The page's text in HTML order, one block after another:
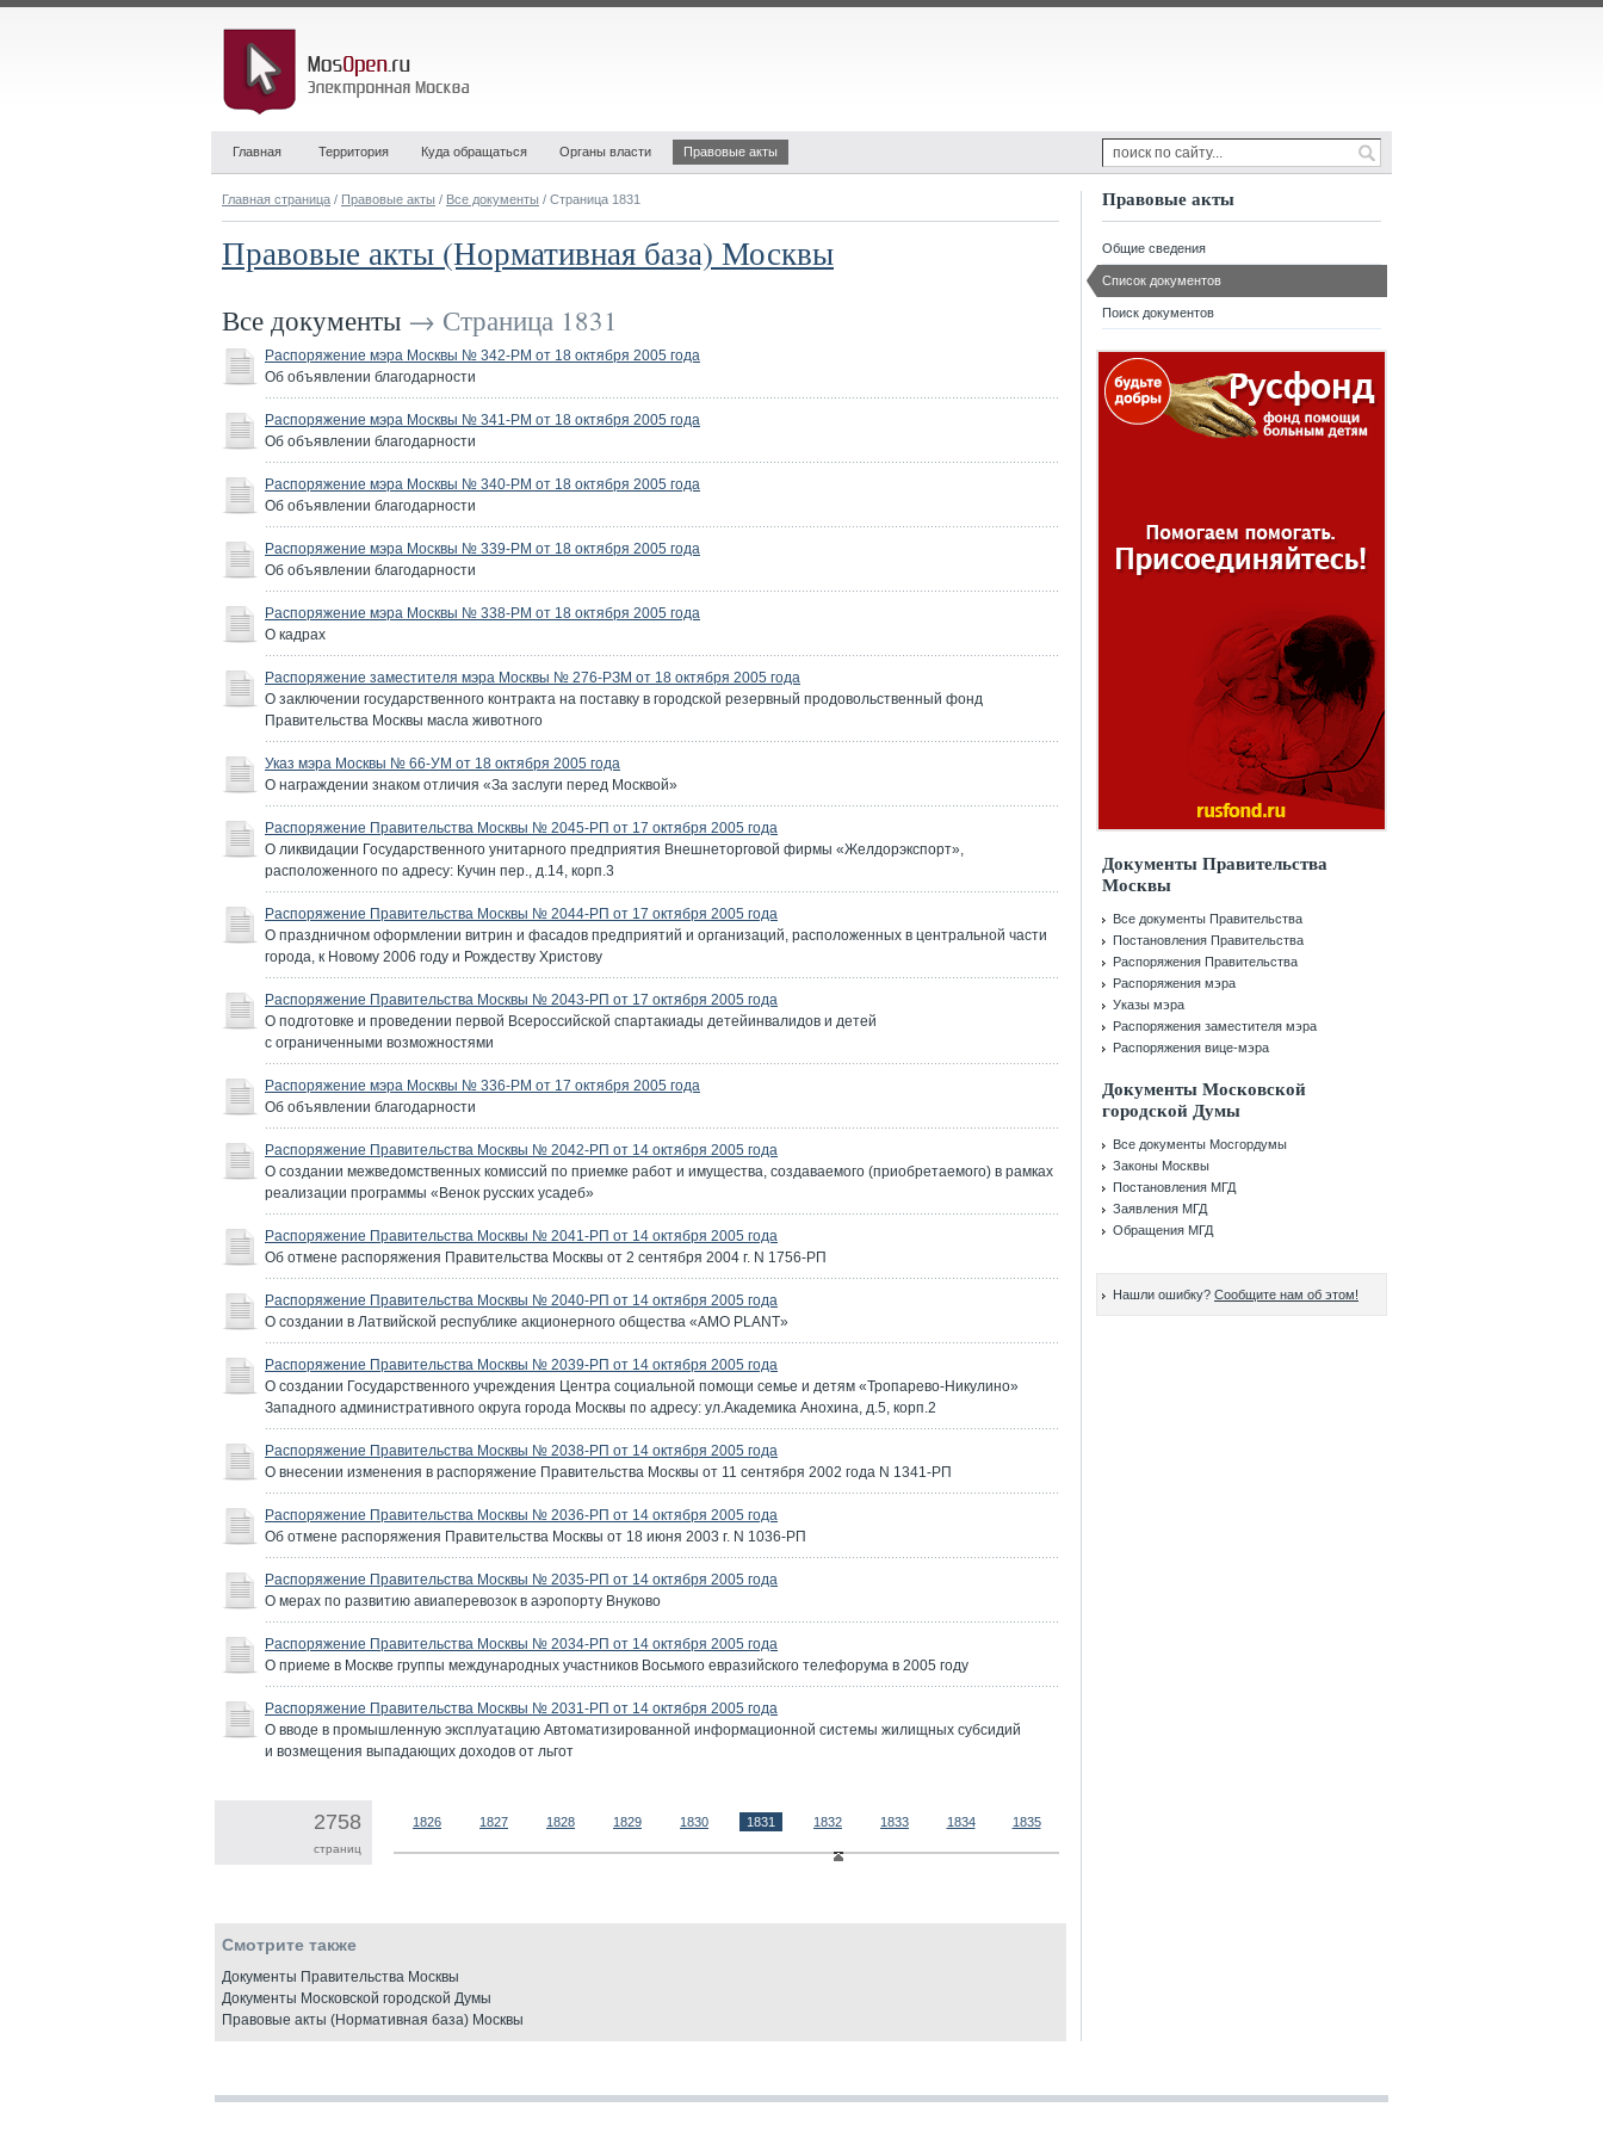
Главная Территория Куда обращаться Органы власти Правовые акты
Главная страница / Правовые акты / Все документы / Страница 1831
Правовые акты (Нормативная база) Москвы
Все документы → Страница 1831
Распоряжение мэра Москвы № 342-РМ от 18 октября 2005 года
Об объявлении благодарности
Распоряжение мэра Москвы № 341-РМ от 18 октября 2005 года
Об объявлении благодарности
Распоряжение мэра Москвы № 340-РМ от 18 октября 2005 года
Об объявлении благодарности
Распоряжение мэра Москвы № 339-РМ от 18 октября 2005 года
Об объявлении благодарности
Распоряжение мэра Москвы № 338-РМ от 18 октября 2005 года
О кадрах
Распоряжение заместителя мэра Москвы № 276-РЗМ от 18 октября 2005 года
О заключении государственного контракта на поставку в городской резервный продовольственный фонд
Правительства Москвы масла животного
Указ мэра Москвы № 66-УМ от 18 октября 2005 года
О награждении знаком отличия «За заслуги перед Москвой»
Распоряжение Правительства Москвы № 2045-РП от 17 октября 2005 года
О ликвидации Государственного унитарного предприятия Внешнеторговой фирмы «Желдорэкспорт»,
расположенного по адресу: Кучин пер., д.14, корп.3
Распоряжение Правительства Москвы № 2044-РП от 17 октября 2005 года
О праздничном оформлении витрин и фасадов предприятий и организаций, расположенных в центральной части
города, к Новому 2006 году и Рождеству Христову
Распоряжение Правительства Москвы № 2043-РП от 17 октября 2005 года
О подготовке и проведении первой Всероссийской спартакиады детейинвалидов и детей
с ограниченными возможностями
Распоряжение мэра Москвы № 336-РМ от 17 октября 2005 года
Об объявлении благодарности
Распоряжение Правительства Москвы № 2042-РП от 14 октября 2005 года
О создании межведомственных комиссий по приемке работ и имущества, создаваемого (приобретаемого) в рамках
реализации программы «Венок русских усадеб»
Распоряжение Правительства Москвы № 2041-РП от 14 октября 2005 года
Об отмене распоряжения Правительства Москвы от 2 сентября 2004 г. N 1756-РП
Распоряжение Правительства Москвы № 2040-РП от 14 октября 2005 года
О создании в Латвийской республике акционерного общества «АМО PLANT»
Распоряжение Правительства Москвы № 2039-РП от 14 октября 2005 года
О создании Государственного учреждения Центра социальной помощи семье и детям «Тропарево-Никулино»
Западного административного округа города Москвы по адресу: ул.Академика Анохина, д.5, корп.2
Распоряжение Правительства Москвы № 2038-РП от 14 октября 2005 года
О внесении изменения в распоряжение Правительства Москвы от 11 сентября 2002 года N 1341-РП
Распоряжение Правительства Москвы № 2036-РП от 14 октября 2005 года
Об отмене распоряжения Правительства Москвы от 18 июня 2003 г. N 1036-РП
Распоряжение Правительства Москвы № 2035-РП от 14 октября 2005 года
О мерах по развитию авиаперевозок в аэропорту Внуково
Распоряжение Правительства Москвы № 2034-РП от 14 октября 2005 года
О приеме в Москве группы международных участников Восьмого евразийского телефорума в 2005 году
Распоряжение Правительства Москвы № 2031-РП от 14 октября 2005 года
О вводе в промышленную эксплуатацию Автоматизированной информационной системы жилищных субсидий
и возмещения выпадающих доходов от льгот
2758
страниц
1826 1827 1828 1829 1830 1831 1832 1833 1834 1835
Смотрите также
Документы Правительства Москвы
Документы Московской городской Думы
Правовые акты (Нормативная база) Москвы
Правовые акты
Общие сведения
Список документов
Поиск документов
Документы Правительства
Москвы
Все документы Правительства
Постановления Правительства
Распоряжения Правительства
Распоряжения мэра
Указы мэра
Распоряжения заместителя мэра
Распоряжения вице-мэра
Документы Московской
городской Думы
Все документы Мосгордумы
Законы Москвы
Постановления МГД
Заявления МГД
Обращения МГД
Нашли ошибку? Сообщите нам об этом!